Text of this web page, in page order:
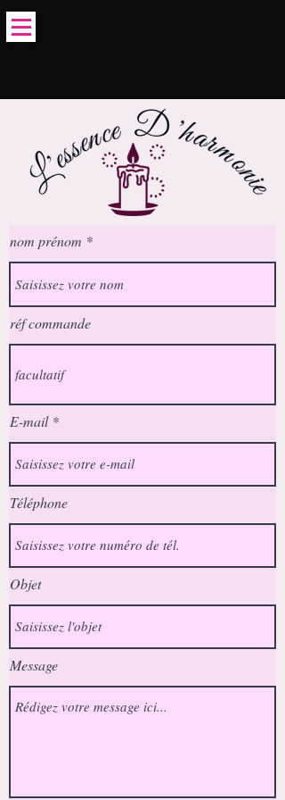
nom prénom
réf commande
E-mail
Téléphone
Objet
Message